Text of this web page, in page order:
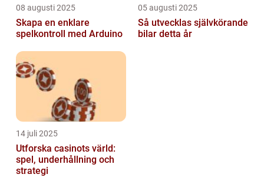
08 augusti 2025
Skapa en enklare
spelkontroll med Arduino
05 augusti 2025
Så utvecklas självkörande
bilar detta år
14 juli 2025
Utforska casinots värld:
spel, underhållning och
strategi